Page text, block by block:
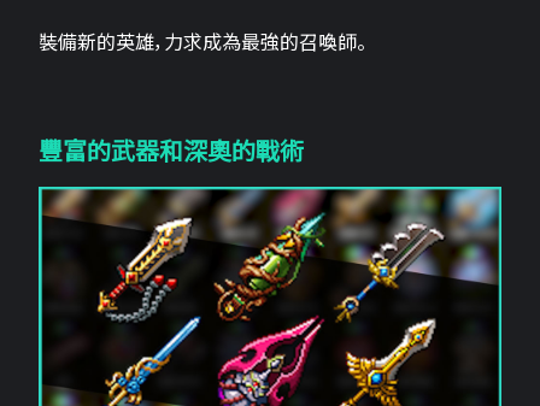
裝備新的英雄，力求成為最強的召喚師。
豐富的武器和深奧的戰術